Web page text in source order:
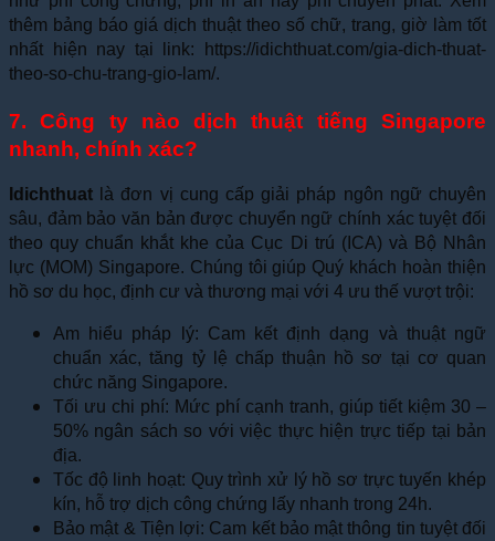
thêm bảng báo giá dịch thuật theo số chữ, trang, giờ làm tốt
nhất hiện nay tại link: https://idichthuat.com/gia-dich-thuat-
theo-so-chu-trang-gio-lam/.
7. Công ty nào dịch thuật tiếng Singapore
nhanh, chính xác?
Idichthuat là đơn vị cung cấp giải pháp ngôn ngữ chuyên
sâu, đảm bảo văn bản được chuyển ngữ chính xác tuyệt đối
theo quy chuẩn khắt khe của Cục Di trú (ICA) và Bộ Nhân
lực (MOM) Singapore. Chúng tôi giúp Quý khách hoàn thiện
hồ sơ du học, định cư và thương mại với 4 ưu thế vượt trội:
Am hiểu pháp lý: Cam kết định dạng và thuật ngữ
chuẩn xác, tăng tỷ lệ chấp thuận hồ sơ tại cơ quan
chức năng Singapore.
Tối ưu chi phí: Mức phí cạnh tranh, giúp tiết kiệm 30 –
50% ngân sách so với việc thực hiện trực tiếp tại bản
địa.
Tốc độ linh hoạt: Quy trình xử lý hồ sơ trực tuyến khép
kín, hỗ trợ dịch công chứng lấy nhanh trong 24h.
Bảo mật & Tiện lợi: Cam kết bảo mật thông tin tuyệt đối